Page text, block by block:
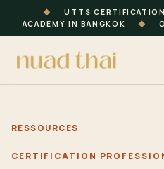
◆ UTTS CERTIFICATION
ACADEMY IN BANGKOK
◆
RESSOURCES
CERTIFICATION